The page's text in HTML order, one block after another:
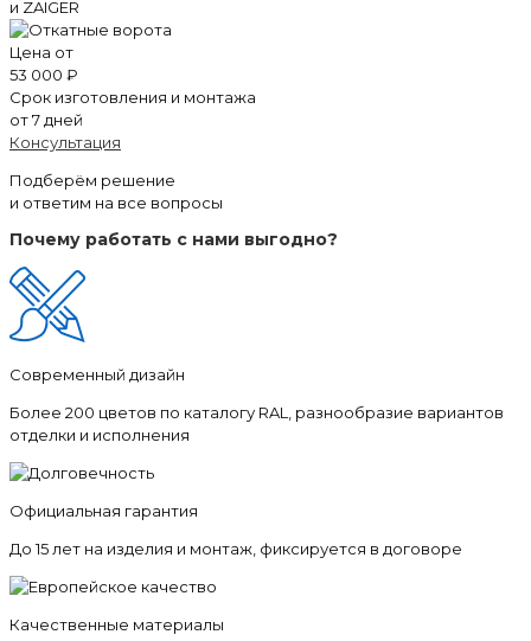
и ZAIGER
Цена от
53 000 ₽
Срок изготовления и монтажа
от 7 дней
Консультация
Подберём решение
и ответим на все вопросы
Почему работать с нами выгодно?
Современный дизайн
Более 200 цветов по каталогу RAL, разнообразие вариантов
отделки и исполнения
Официальная гарантия
До 15 лет на изделия и монтаж, фиксируется в договоре
Качественные материалы